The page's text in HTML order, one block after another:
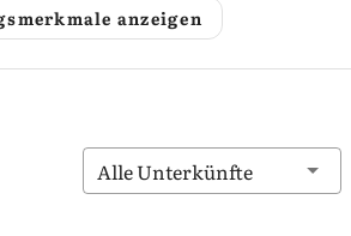
anzeigen
Alle Unterkünfte